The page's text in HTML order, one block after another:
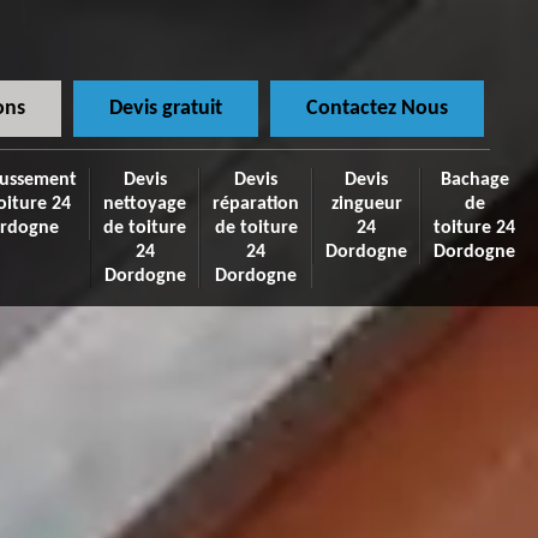
Devis gratuit Contactez Nous
24
Devis
nettoyage
de toiture
24
Dordogne
Devis
réparation
de toiture
24
Dordogne
Devis
zingueur
24
Dordogne
Bachage
de
toiture 24
Dordogne